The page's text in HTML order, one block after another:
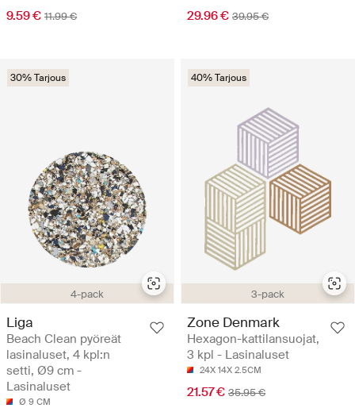
9.59 € 11.99 € 29.96 € 39.95 €
4-pack
30% Tarjous
Liga
Beach Clean pyöreät
lasinaluset, 4 kpl:n
setti, Ø9 cm -
Lasinaluset
Ø 9 CM
3-pack
40% Tarjous
Zone Denmark
Hexagon-kattilansuojat,
3 kpl - Lasinaluset
24X 14X 2.5CM
21.57 € 35.95 €